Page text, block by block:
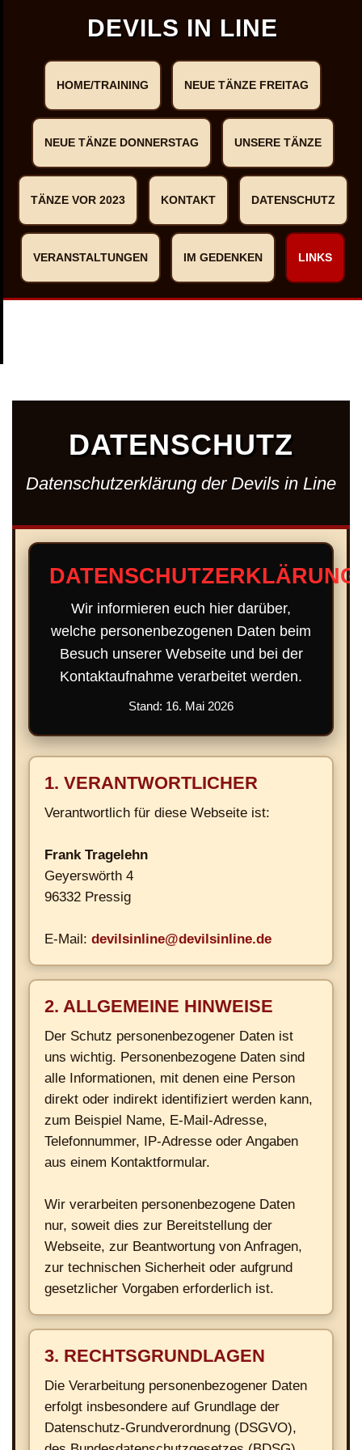
DEVILS IN LINE
HOME/TRAINING NEUE TÄNZE FREITAG
NEUE TÄNZE DONNERSTAG UNSERE TÄNZE
TÄNZE VOR 2023 KONTAKT DATENSCHUTZ
VERANSTALTUNGEN IM GEDENKEN LINKS
DATENSCHUTZ
Datenschutzerklärung der Devils in Line
DATENSCHUTZERKLÄRUNG
Wir informieren euch hier darüber,
welche personenbezogenen Daten beim
Besuch unserer Webseite und bei der
Kontaktaufnahme verarbeitet werden.
Stand: 16. Mai 2026
1. VERANTWORTLICHER
Verantwortlich für diese Webseite ist:
Frank Tragelehn
Geyerswörth 4
96332 Pressig
E-Mail: devilsinline@devilsinline.de
2. ALLGEMEINE HINWEISE
Der Schutz personenbezogener Daten ist
uns wichtig. Personenbezogene Daten sind
alle Informationen, mit denen eine Person
direkt oder indirekt identifiziert werden kann,
zum Beispiel Name, E-Mail-Adresse,
Telefonnummer, IP-Adresse oder Angaben
aus einem Kontaktformular.
Wir verarbeiten personenbezogene Daten
nur, soweit dies zur Bereitstellung der
Webseite, zur Beantwortung von Anfragen,
zur technischen Sicherheit oder aufgrund
gesetzlicher Vorgaben erforderlich ist.
3. RECHTSGRUNDLAGEN
Die Verarbeitung personenbezogener Daten
erfolgt insbesondere auf Grundlage der
Datenschutz-Grundverordnung (DSGVO),